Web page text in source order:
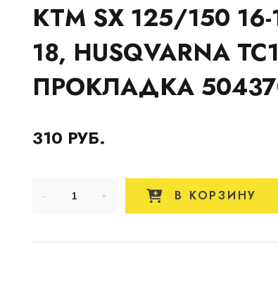
KTM SX 125/150 16-
18, HUSQVARNA
ПРОКЛАДКА
310 РУБ.
В КОРЗИНУ